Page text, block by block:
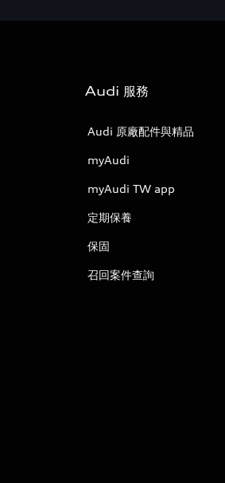
Audi 服務
Audi 原廠配件與精品
myAudi
myAudi TW app
定期保養
保固
召回案件查詢